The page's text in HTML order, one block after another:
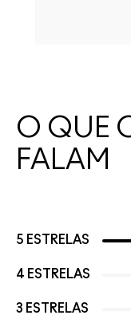
O QUE
FALAM
5 ESTRELAS
4 ESTRELAS
3 ESTRELAS